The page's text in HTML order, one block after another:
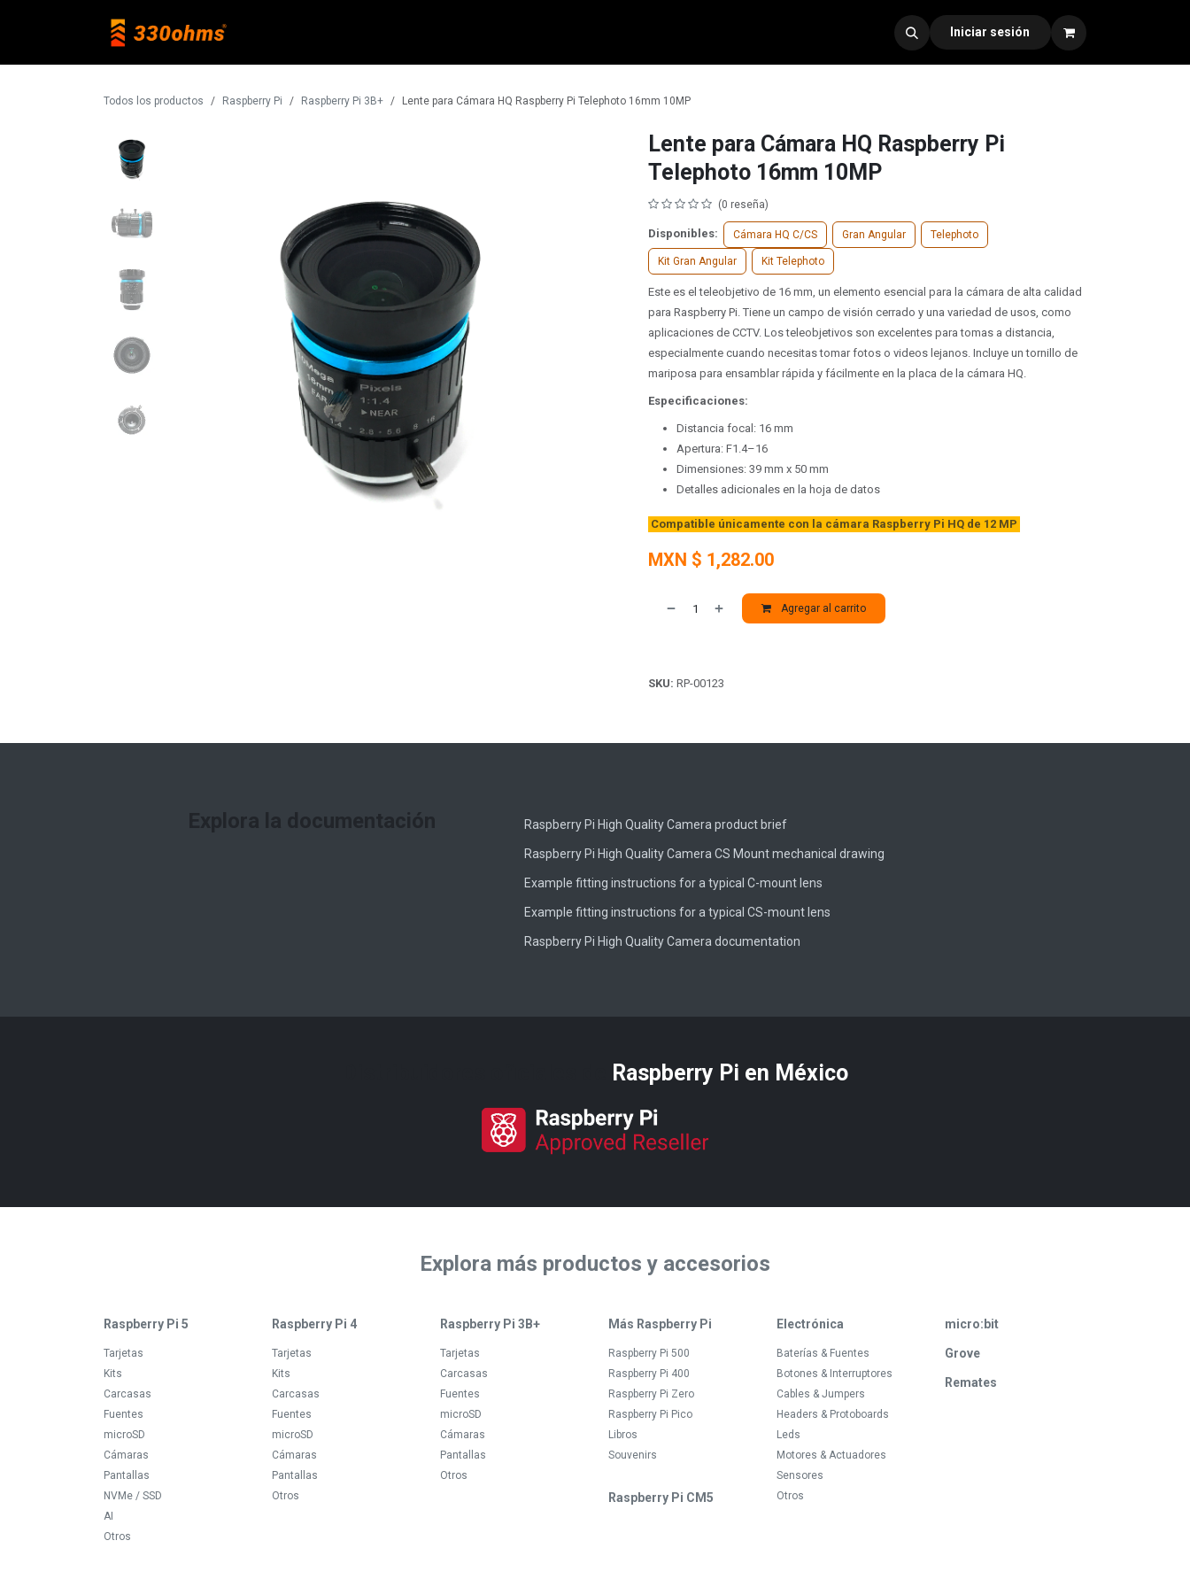
Iniciar sesión
Todos los productos Raspberry Pi Raspberry Pi 3B+ Lente para Cámara HQ Raspberry Pi Telephoto 16mm 10MP
Lente para Cámara HQ Raspberry Pi
Telephoto 16mm 10MP
(0 reseña)
Disponibles: Cámara HQ C/CS Gran Angular Telephoto
Kit Gran Angular Kit Telephoto
Este es el teleobjetivo de 16 mm, un elemento esencial para la cámara de alta calidad
para Raspberry Pi. Tiene un campo de visión cerrado y una variedad de usos, como
aplicaciones de CCTV. Los teleobjetivos son excelentes para tomas a distancia,
especialmente cuando necesitas tomar fotos o videos lejanos. Incluye un tornillo de
mariposa para ensamblar rápida y fácilmente en la placa de la cámara HQ.
Especificaciones:
Distancia focal: 16 mm
Apertura: F1.4–16
Dimensiones: 39 mm x 50 mm
Detalles adicionales en la hoja de datos
Compatible únicamente con la cámara Raspberry Pi HQ de 12 MP
MXN $ 1,282.00
Agregar al carrito
SKU: RP-00123
Explora la documentación Raspberry Pi High Quality Camera product brief
Raspberry Pi High Quality Camera CS Mount mechanical drawing
Example fitting instructions for a typical C-mount lens
Example fitting instructions for a typical CS-mount lens
Raspberry Pi High Quality Camera documentation
Raspberry Pi​ en México
Explora más productos y accesorios
Raspberry Pi 5
Tarjetas
Kits
Carcasas
Fuentes
microSD
Cámaras
Pantallas
NVMe / SSD
AI
Otros
Raspberry Pi 4
Tarjetas
Kits
Carcasas
Fuentes
microSD
Cámaras
Pantallas
Otros
Raspberry Pi 3B+
Tarjetas
Carcasas
Fuentes
microSD
Cámaras
Pantallas
Otros
Más Raspberry Pi
Raspberry Pi 500
Raspberry Pi 400
Raspberry Pi Zero
Raspberry Pi Pico
Libros
Souvenirs
Raspberry Pi CM5
Electrónica
Baterías & Fuentes
Botones & Interruptores
Cables & Jumpers
Headers & Protoboards
Leds
Motores & Actuadores
Sensores
Otros
micro:bit
Grove
Remates